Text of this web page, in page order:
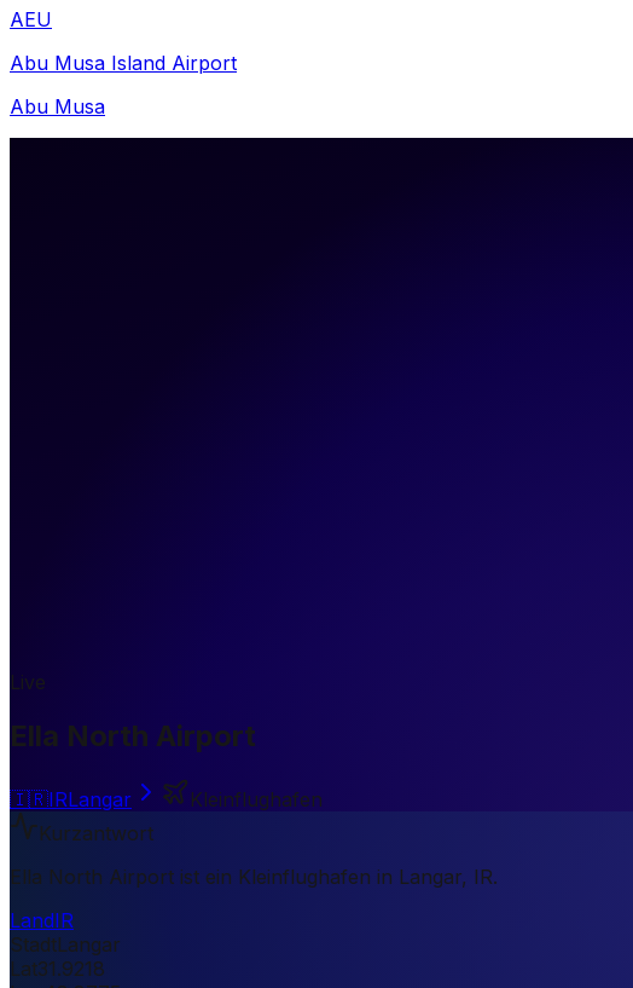
AEU
Abu Musa Island Airport
Abu Musa
Live
Ella North Airport
🇮🇷IRLangar
Kleinflughafen
Kurzantwort
Ella North Airport ist ein Kleinflughafen in Langar, IR.
LandIR
StadtLangar
Lat31.9218